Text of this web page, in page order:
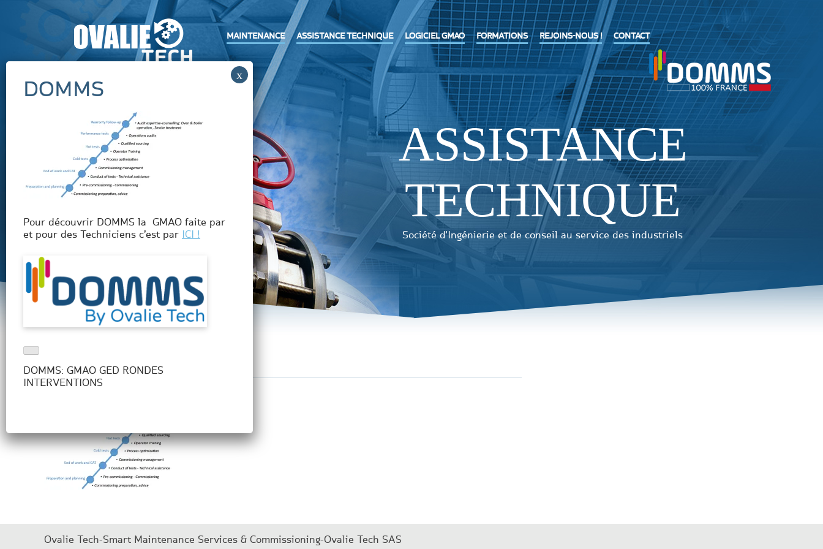
MAINTENANCE ASSISTANCE TECHNIQUE LOGICIEL GMAO FORMATIONS REJOINS-NOUS ! CONTACT
ASSISTANCE
TECHNIQUE
Société d'Ingénierie et de conseil au service des industriels
Ovalie Tech-Smart Maintenance Services & Commissioning-Ovalie Tech SAS
Pour découvrir DOMMS la GMAO faite par
et pour des Techniciens c’est par ICI !
DOMMS: GMAO GED RONDES
INTERVENTIONS